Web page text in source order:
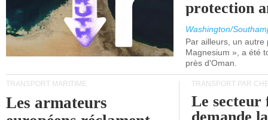
protection
Washington/
Par ailleurs, un autre
Magnesium », a été
près d'Oman.
TRANSPORT MARITIME
Les armateurs
TRANSPORT PAR
Le